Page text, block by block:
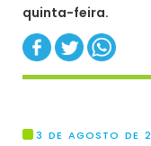
quinta-feira.
3 DE AGOSTO DE